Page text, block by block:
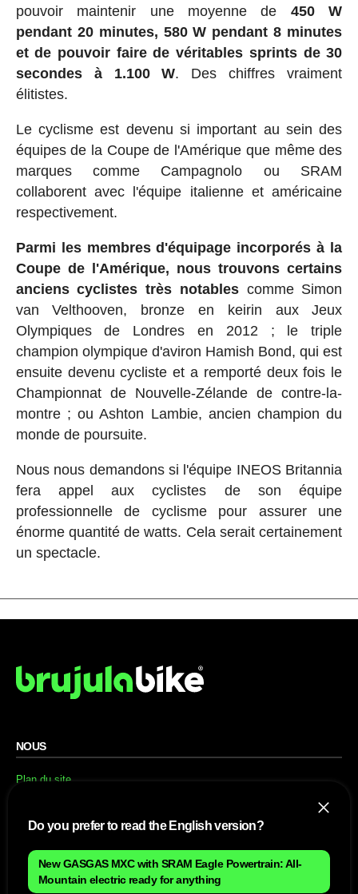
pouvoir maintenir une moyenne de 450 W
pendant 20 minutes, 580 W pendant 8 minutes
et de pouvoir faire de véritables sprints de 30
secondes à 1.100 W. Des chiffres vraiment
élitistes.
Le cyclisme est devenu si important au sein des
équipes de la Coupe de l'Amérique que même des
marques comme Campagnolo ou SRAM
collaborent avec l'équipe italienne et américaine
respectivement.
Parmi les membres d'équipage incorporés à la
Coupe de l'Amérique, nous trouvons certains
anciens cyclistes très notablescomme Simon
van Velthooven, bronze en keirin aux Jeux
Olympiques de Londres en 2012 ; le triple
champion olympique d'aviron Hamish Bond, qui est
ensuite devenu cycliste et a remporté deux fois le
Championnat de Nouvelle-Zélande de contre-la-
montre ; ou Ashton Lambie, ancien champion du
monde de poursuite.
Nous nous demandons si l'équipe INEOS Britannia
fera appel aux cyclistes de son équipe
professionnelle de cyclisme pour assurer une
énorme quantité de watts. Cela serait certainement
un spectacle.
NOUS
Plan du site
MusickMag
Do you prefer to read the English version?
New GASGAS MXC with SRAM Eagle Powertrain: All-
Mountain electric ready for anything